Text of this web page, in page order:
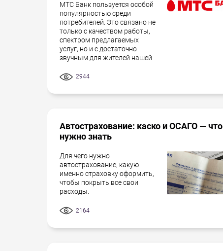
МТС Банк пользуется особой
популярностью среди
потребителей. Это связано не
только с качеством работы,
спектром предлагаемых
услуг, но и с достаточно
звучным для жителей нашей
2944
Автострахование: каско и ОСАГО — что
нужно знать
Для чего нужно
автострахование, какую
именно страховку оформить,
чтобы покрыть все свои
расходы.
2164